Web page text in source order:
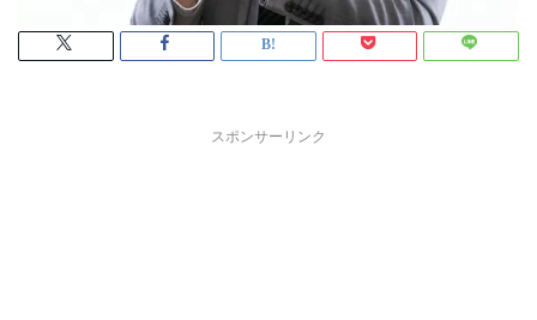
スポンサーリンク